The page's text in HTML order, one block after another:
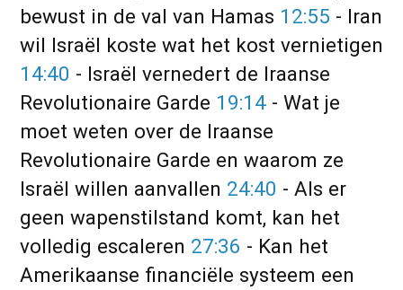
bewust in de val van Hamas 12:55 - Iran
wil Israël koste wat het kost vernietigen
14:40 - Israël vernedert de Iraanse
Revolutionaire Garde 19:14 - Wat je
moet weten over de Iraanse
Revolutionaire Garde en waarom ze
Israël willen aanvallen 24:40 - Als er
geen wapenstilstand komt, kan het
volledig escaleren 27:36 - Kan het
Amerikaanse financiële systeem een